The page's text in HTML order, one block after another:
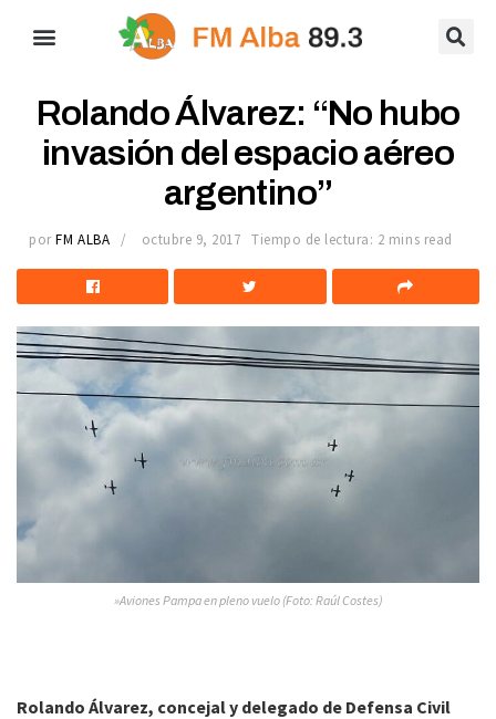
Rolando Álvarez: “No hubo
invasión del espacio aéreo
argentino”
por FM ALBA octubre 9, 2017 Tiempo de lectura: 2 mins read
»Aviones Pampa en pleno vuelo (Foto: Raúl Costes)
Rolando Álvarez, concejal y delegado de Defensa Civil